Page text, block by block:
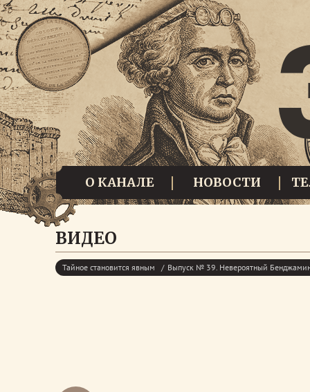
О КАНАЛЕ НОВОСТИ
ВИДЕО
Тайное становится явным Выпуск № 39. Невероятный